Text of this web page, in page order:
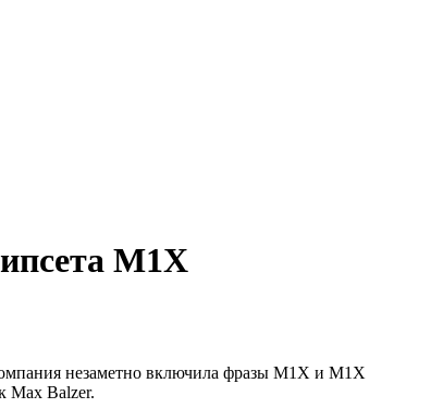
M1X
незаметно включила фразы M1X и M1X
Max Balzer.